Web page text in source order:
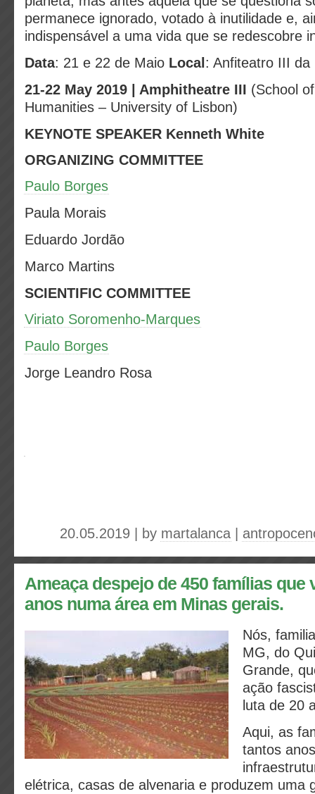
permanece ignorado, votado à inutilidade e,
indispensável a uma vida que se redescobre
Data: 21 e 22 de Maio Local : Anfiteatro III da
21-22 May 2019 | Amphitheatre III (School
Humanities – University of Lisbon)
KEYNOTE SPEAKER Kenneth White
ORGANIZING COMMITTEE
Paulo Borges
Paula Morais
Eduardo Jordão
Marco Martins
SCIENTIFIC COMMITTEE
Viriato Soromenho-Marques
Paulo Borges
Jorge Leandro Rosa
20.05.2019 | by martalanca
Ameaça despejo de 450 famílias que
anos numa área em Minas gerais.
Nós,
MG, do
Grande,
ação
luta de 20
Aqui, as
tantos
elétrica, casas de alvenaria e produzem uma